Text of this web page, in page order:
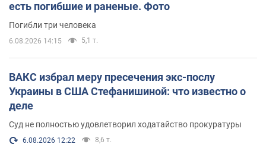
есть погибшие и раненые. Фото
Погибли три человека
6.08.2026 14:15 5,1 т.
ВАКС избрал меру пресечения экс-послу
Украины в США Стефанишиной: что известно о
деле
Суд не полностью удовлетворил ходатайство прокуратуры
6.08.2026 12:22 8,6 т.